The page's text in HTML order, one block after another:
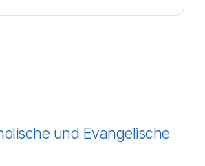
und Evangelische